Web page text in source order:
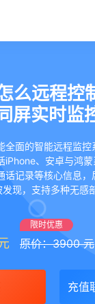
么远程控
屏实时监
全面的智能远程监
iPhone、安卓与鸿
话记录等核心信息
现，支持多种无感
限时优惠
原价：3900 元
充值